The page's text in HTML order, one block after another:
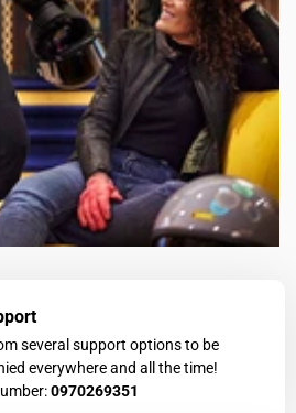
several support options to be
everywhere and all the time!
0970269351